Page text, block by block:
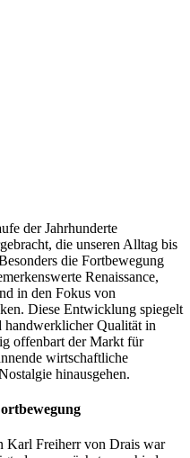
der Jahrhunderte
die unseren Alltag bis
die Fortbewegung
Renaissance,
in den Fokus von
Diese Entwicklung spiegelt
handwerklicher Qualität in
offenbart der Markt für
wirtschaftliche
hinausgehen.
Karl Freiherr von Drais war